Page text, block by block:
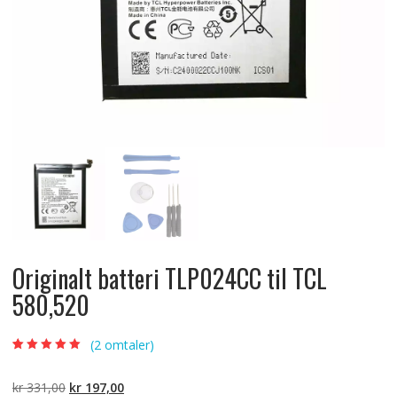
Originalt batteri TLP024CC til TCL
580,520
kundevurderinger
(2omtaler)
kr331,00 Opprinnelig
kr197,00Nåværende